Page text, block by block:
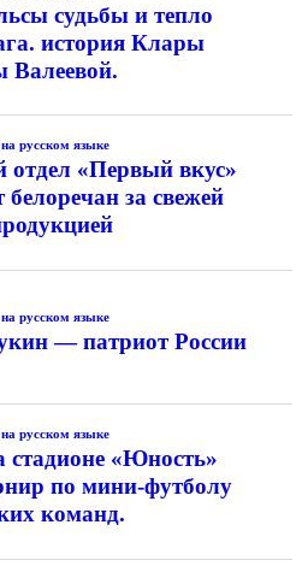
судьбы и тепло
история Клары
Валеевой.
русском языке
«Первый вкус»
за свежей
русском языке
— патриот России
русском языке
стадионе «Юность»
по мини-футболу
команд.